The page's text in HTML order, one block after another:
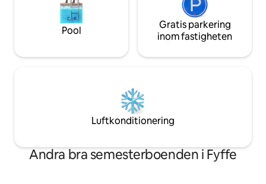
Pool
Gratis parkering
inom fastigheten
Luftkonditionering
Andra bra semesterboenden i Fyffe